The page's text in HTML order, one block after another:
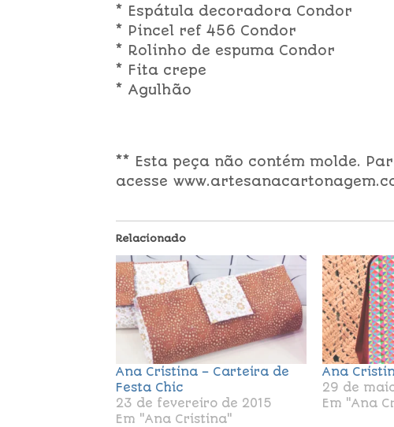
* Espátula decoradora Condor
* Pincel ref 456 Condor
* Rolinho de espuma Condor
* Fita crepe
* Agulhão
** Esta peça não contém molde.
acesse
Relacionado
Ana Cristina – Carteira de
Festa Chic
23 de fevereiro de 2015
Em "Ana Cristina"
Ana
29 de
Em "Ana